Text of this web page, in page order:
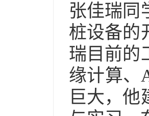
张佳瑞同
桩设备的
瑞目前的
缘计算、
巨大，